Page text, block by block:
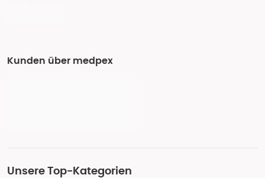
Kunden über medpex
Unsere Top-Kategorien